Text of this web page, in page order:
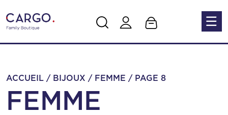
ACCUEIL / BIJOUX / FEMME / PAGE 8
FEMME